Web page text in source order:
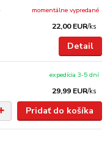
22,00 EUR/ks
momentálne vypredané
Detail
29,99 EUR/ks
expedícia 3-5 dní
Pridať do košíka